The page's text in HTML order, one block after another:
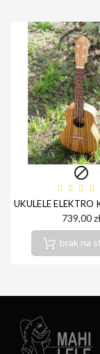

UKULELE
739,00 zł
brak na